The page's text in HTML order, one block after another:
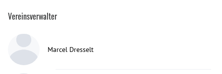
Vereinsverwalter
Marcel Dresselt